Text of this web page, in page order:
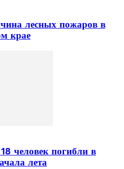
лесных пожаров в
крае
человек погибли в
лета